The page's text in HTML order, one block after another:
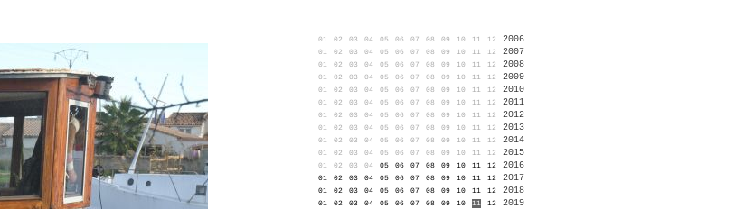
01 02 03 04 05 06 07 08 09 10 11 12 2006
01 02 03 04 05 06 07 08 09 10 11 12 2007
01 02 03 04 05 06 07 08 09 10 11 12 2008
01 02 03 04 05 06 07 08 09 10 11 12 2009
01 02 03 04 05 06 07 08 09 10 11 12 2010
01 02 03 04 05 06 07 08 09 10 11 12 2011
01 02 03 04 05 06 07 08 09 10 11 12 2012
01 02 03 04 05 06 07 08 09 10 11 12 2013
01 02 03 04 05 06 07 08 09 10 11 12 2014
01 02 03 04 05 06 07 08 09 10 11 12 2015
01 02 03 04 05 06 07 08 09 10 11 12 2016
01 02 03 04 05 06 07 08 09 10 11 12 2017
01 02 03 04 05 06 07 08 09 10 11 12 2018
01 02 03 04 05 06 07 08 09 10 11 12 2019